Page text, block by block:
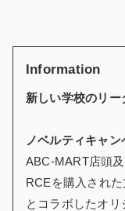
Information
新しい学校のリ
ノベルティキャン
ABC-MART店頭
RCEを購入され
とコラボしたオ